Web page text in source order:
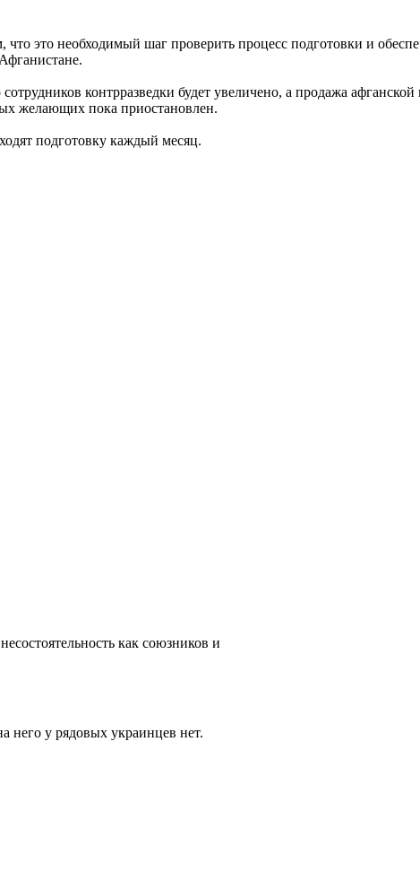
это необходимый шаг проверить процесс подготовки и
контрразведки будет увеличено, а продажа
желающих пока приостановлен.
подготовку каждый месяц.
как союзников и
него у рядовых украинцев нет.